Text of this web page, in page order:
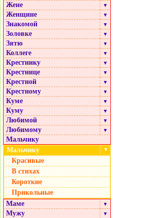
Жене ▼
Женщине ▼
Знакомой ▼
Золовке ▼
Зятю ▼
Коллеге ▼
Крестнику ▼
Крестнице ▼
Крестной ▼
Крестному ▼
Куме ▼
Куму ▼
Любимой ▼
Любимому ▼
Мальчику
Мальчику
▼
Красивые
В стихах
Короткие
Прикольные
Маме
▼
Мужу ▼